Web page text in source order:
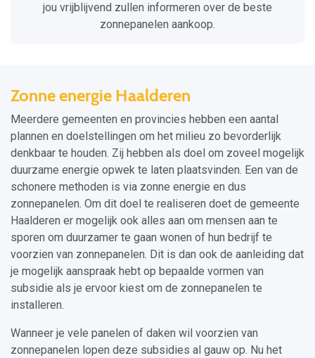
jou vrijblijvend zullen informeren over de beste
zonnepanelen aankoop.
Zonne energie Haalderen
Meerdere gemeenten en provincies hebben een aantal
plannen en doelstellingen om het milieu zo bevorderlijk
denkbaar te houden. Zij hebben als doel om zoveel mogelijk
duurzame energie opwek te laten plaatsvinden. Een van de
schonere methoden is via zonne energie en dus
zonnepanelen. Om dit doel te realiseren doet de gemeente
Haalderen er mogelijk ook alles aan om mensen aan te
sporen om duurzamer te gaan wonen of hun bedrijf te
voorzien van zonnepanelen. Dit is dan ook de aanleiding dat
je mogelijk aanspraak hebt op bepaalde vormen van
subsidie als je ervoor kiest om de zonnepanelen te
installeren.
Wanneer je vele panelen of daken wil voorzien van
zonnepanelen lopen deze subsidies al gauw op. Nu het